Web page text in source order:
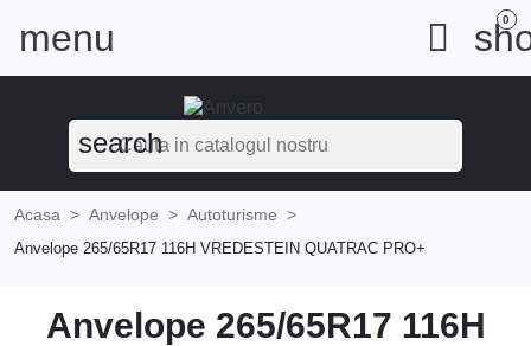
menu  0
search
Acasa Anvelope Autoturisme
Anvelope 265/65R17 116H VREDESTEIN QUATRAC PRO+
Anvelope 265/65R17 116H